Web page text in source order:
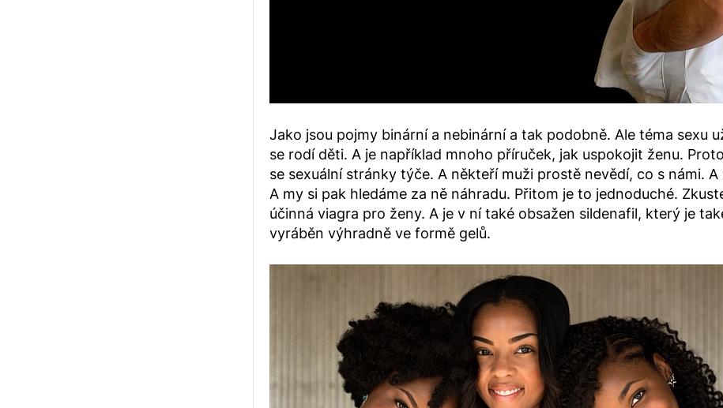
Jako jsou pojmy binární a nebinární a tak podobně. Ale téma sexu
se rodí děti. A je například mnoho příruček, jak uspokojit ženu.
se sexuální stránky týče. A někteří muži prostě nevědí, co s námi.
A my si pak hledáme za ně náhradu. Přitom je to jednoduché.
účinná viagra pro ženy. A je v ní také obsažen sildenafil, který je
vyráběn výhradně ve formě gelů.